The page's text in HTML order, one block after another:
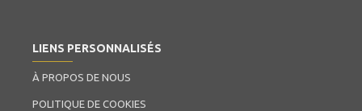
LIENS PERSONNALISÉS
À PROPOS DE NOUS
POLITIQUE DE COOKIES